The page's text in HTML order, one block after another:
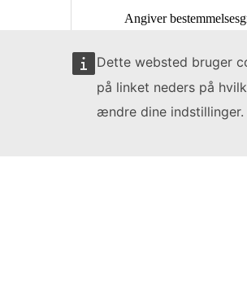
Dette websted bruger
på linket neders på
ændre dine indstillinger.